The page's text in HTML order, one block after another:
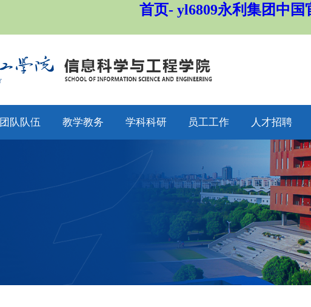
首页- yl6809永利集团中国
团队队伍 教学教务
专业设置
学科科研
通知公告
科研动态
员工工作
学工动态
学科竞赛
人才招聘
招生工作
就业工作
员工工作